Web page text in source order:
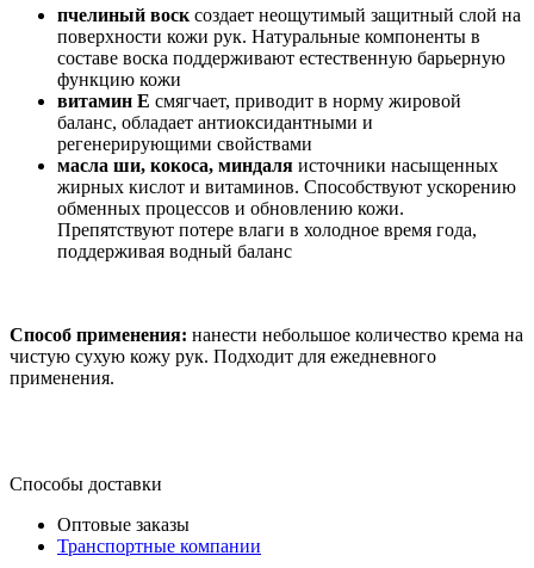
пчелиный воск создает неощутимый защитный слой на
поверхности кожи рук. Натуральные компоненты в
составе воска поддерживают естественную барьерную
функцию кожи
витамин Е смягчает, приводит в норму жировой
баланс, обладает антиоксидантными и
регенерирующими свойствами
масла ши, кокоса, миндаля источники насыщенных
жирных кислот и витаминов. Способствуют ускорению
обменных процессов и обновлению кожи.
Препятствуют потере влаги в холодное время года,
поддерживая водный баланс
Способ применения: нанести небольшое количество крема на
чистую сухую кожу рук. Подходит для ежедневного
применения.
Способы доставки
Оптовые заказы
Транспортные компании